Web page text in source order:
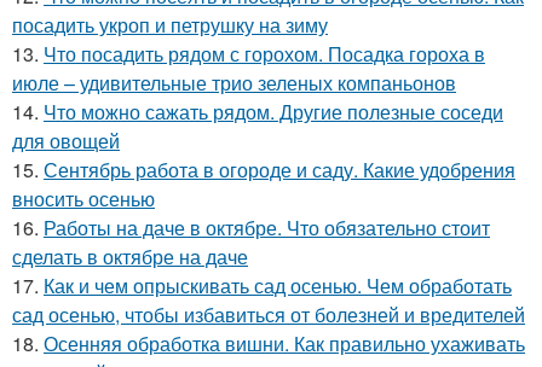
посадить укроп и петрушку на зиму
13. Что посадить рядом с горохом. Посадка гороха в
июле – удивительные трио зеленых компаньонов
14. Что можно сажать рядом. Другие полезные соседи
для овощей
15. Сентябрь работа в огороде и саду. Какие удобрения
вносить осенью
16. Работы на даче в октябре. Что обязательно стоит
сделать в октябре на даче
17. Как и чем опрыскивать сад осенью. Чем обработать
сад осенью, чтобы избавиться от болезней и вредителей
18. Осенняя обработка вишни. Как правильно ухаживать